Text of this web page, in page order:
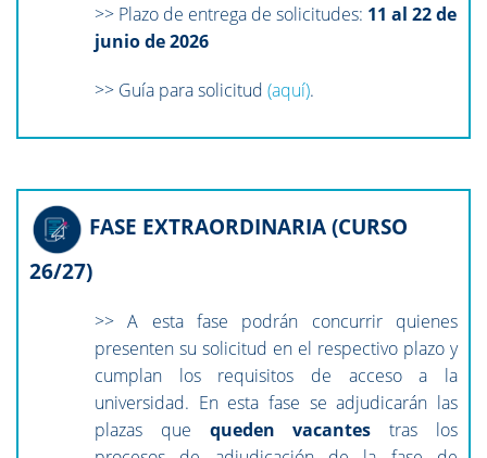
>> Plazo de entrega de solicitudes: 11 al 22 de
junio de 2026
>> Guía para solicitud (aquí).
FASE EXTRAORDINARIA (CURSO
26/27)
>> A esta fase podrán concurrir quienes
presenten su solicitud en el respectivo plazo y
cumplan los requisitos de acceso a la
universidad. En esta fase se adjudicarán las
plazas que queden vacantes tras los